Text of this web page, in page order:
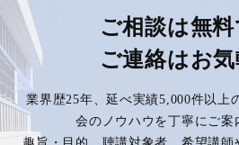
ご相談は無料
ご連絡はお気
業界歴25年、延べ実績5,000件以上
会のノウハウを丁寧にご案